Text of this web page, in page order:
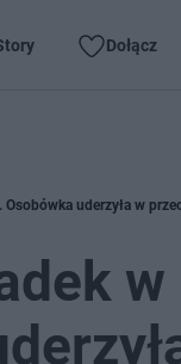
Dołącz
uderzyła w